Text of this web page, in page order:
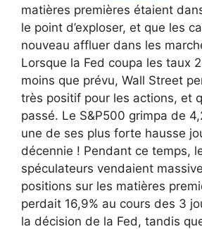
matières premières étaient
le point d’exploser, et que les
nouveau affluer dans les
Lorsque la Fed coupa les taux
moins que prévu, Wall Street
très positif pour les actions, et
passé. Le S&P500 grimpa de
une de ses plus forte hausse
décennie ! Pendant ce temps,
spéculateurs vendaient
positions sur les matières
perdait 16,9% au cours des 3
la décision de la Fed, tandis